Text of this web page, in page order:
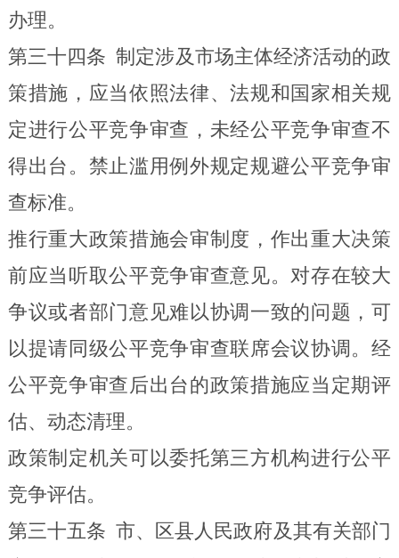
办理。
第三十四条 制定涉及市场主体经济活动的政
策措施，应当依照法律、法规和国家相关规
定进行公平竞争审查，未经公平竞争审查不
得出台。禁止滥用例外规定规避公平竞争审
查标准。
推行重大政策措施会审制度，作出重大决策
前应当听取公平竞争审查意见。对存在较大
争议或者部门意见难以协调一致的问题，可
以提请同级公平竞争审查联席会议协调。经
公平竞争审查后出台的政策措施应当定期评
估、动态清理。
政策制定机关可以委托第三方机构进行公平
竞争评估。
第三十五条 市、区县人民政府及其有关部门